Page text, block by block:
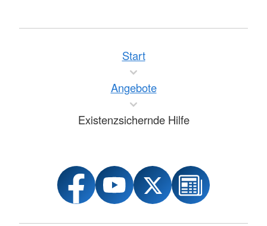
Start
Angebote
Existenzsichernde Hilfe